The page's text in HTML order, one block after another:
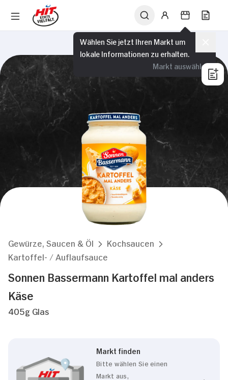
Wählen Sie jetzt Ihren Markt um
lokale Informationen zu erhalten.
Markt auswählen
Gewürze, Saucen & Öl
Kochsaucen
Kartoffel- / Auflaufsauce
Sonnen Bassermann Kartoffel mal anders
Käse
405g Glas
Markt finden
Bitte wählen Sie einen
Markt aus,